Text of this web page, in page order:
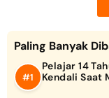
Paling Banyak
Pelajar 14
Kendali Saat